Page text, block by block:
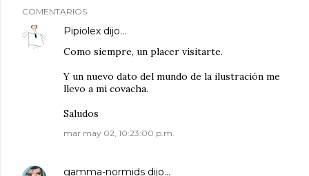
COMENTARIOS
Pipiolex dijo…
Como siempre, un placer visitarte.
Y un nuevo dato del mundo de la ilustración me
llevo a mi covacha.
Saludos
mar may 02, 10:23:00 p.m.
gamma-normids dijo…